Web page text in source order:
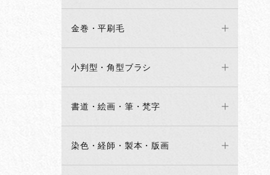
金巻・平刷毛
小判型・角型ブラシ
書道・絵画・筆・梵字
染色・経師・製本・版画